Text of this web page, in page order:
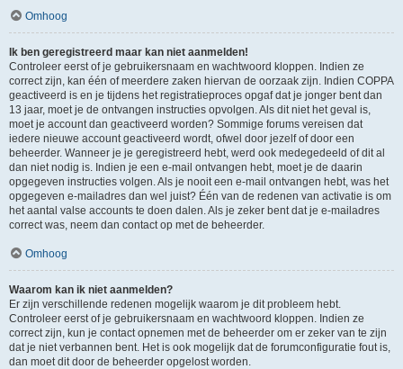
Omhoog
Ik ben geregistreerd maar kan niet aanmelden!
Controleer eerst of je gebruikersnaam en wachtwoord kloppen. Indien ze
correct zijn, kan één of meerdere zaken hiervan de oorzaak zijn. Indien COPPA
geactiveerd is en je tijdens het registratieproces opgaf dat je jonger bent dan
13 jaar, moet je de ontvangen instructies opvolgen. Als dit niet het geval is,
moet je account dan geactiveerd worden? Sommige forums vereisen dat
iedere nieuwe account geactiveerd wordt, ofwel door jezelf of door een
beheerder. Wanneer je je geregistreerd hebt, werd ook medegedeeld of dit al
dan niet nodig is. Indien je een e-mail ontvangen hebt, moet je de daarin
opgegeven instructies volgen. Als je nooit een e-mail ontvangen hebt, was het
opgegeven e-mailadres dan wel juist? Één van de redenen van activatie is om
het aantal valse accounts te doen dalen. Als je zeker bent dat je e-mailadres
correct was, neem dan contact op met de beheerder.
Omhoog
Waarom kan ik niet aanmelden?
Er zijn verschillende redenen mogelijk waarom je dit probleem hebt.
Controleer eerst of je gebruikersnaam en wachtwoord kloppen. Indien ze
correct zijn, kun je contact opnemen met de beheerder om er zeker van te zijn
dat je niet verbannen bent. Het is ook mogelijk dat de forumconfiguratie fout is,
dan moet dit door de beheerder opgelost worden.